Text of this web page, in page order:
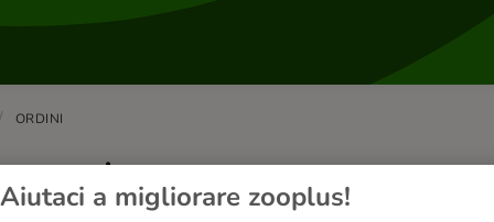
ORDINI
Aiutaci a migliorare zooplus!